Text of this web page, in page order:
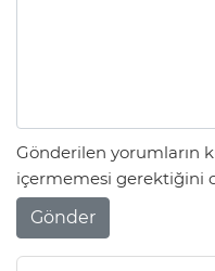
Gönderilen yorumların
içermemesi gerektiğini
Gönder